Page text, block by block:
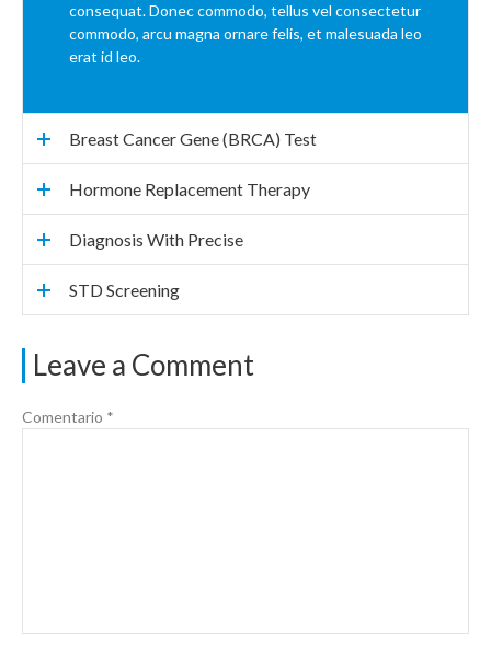
consequat. Donec commodo, tellus vel consectetur
commodo, arcu magna ornare felis, et malesuada leo
erat id leo.
Breast Cancer Gene (BRCA) Test
Hormone Replacement Therapy
Diagnosis With Precise
STD Screening
Leave a Comment
Comentario *